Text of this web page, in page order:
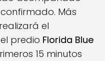
Más
el
predio Florida Blue
15 minutos